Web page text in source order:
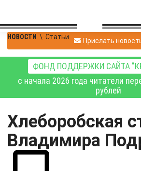
НОВОСТИ \ Статьи Прислать
ФОНД ПОДДЕРЖКИ САЙТА
с начала 2026 года читатели
рублей
Хлеборобская
Владимира